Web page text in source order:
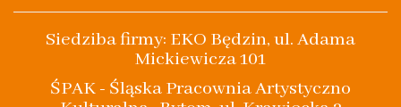
Siedziba firmy: EKO Będzin, ul. Adama
Mickiewicza 101
ŚPAK - Śląska Pracownia Artystyczno